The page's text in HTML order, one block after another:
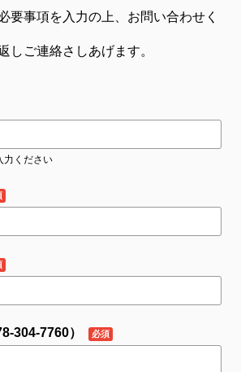
要事項を入力の上、お問い合わせく
しご連絡さしあげます。
力ください
304-7760）